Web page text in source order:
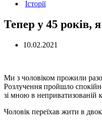
Історії
Тепер у 45 років,
10.02.2021
Ми з чоловіком прожили
Розлучення пройшло
зі мною в неприватизованій
Чоловік переїхав жити в